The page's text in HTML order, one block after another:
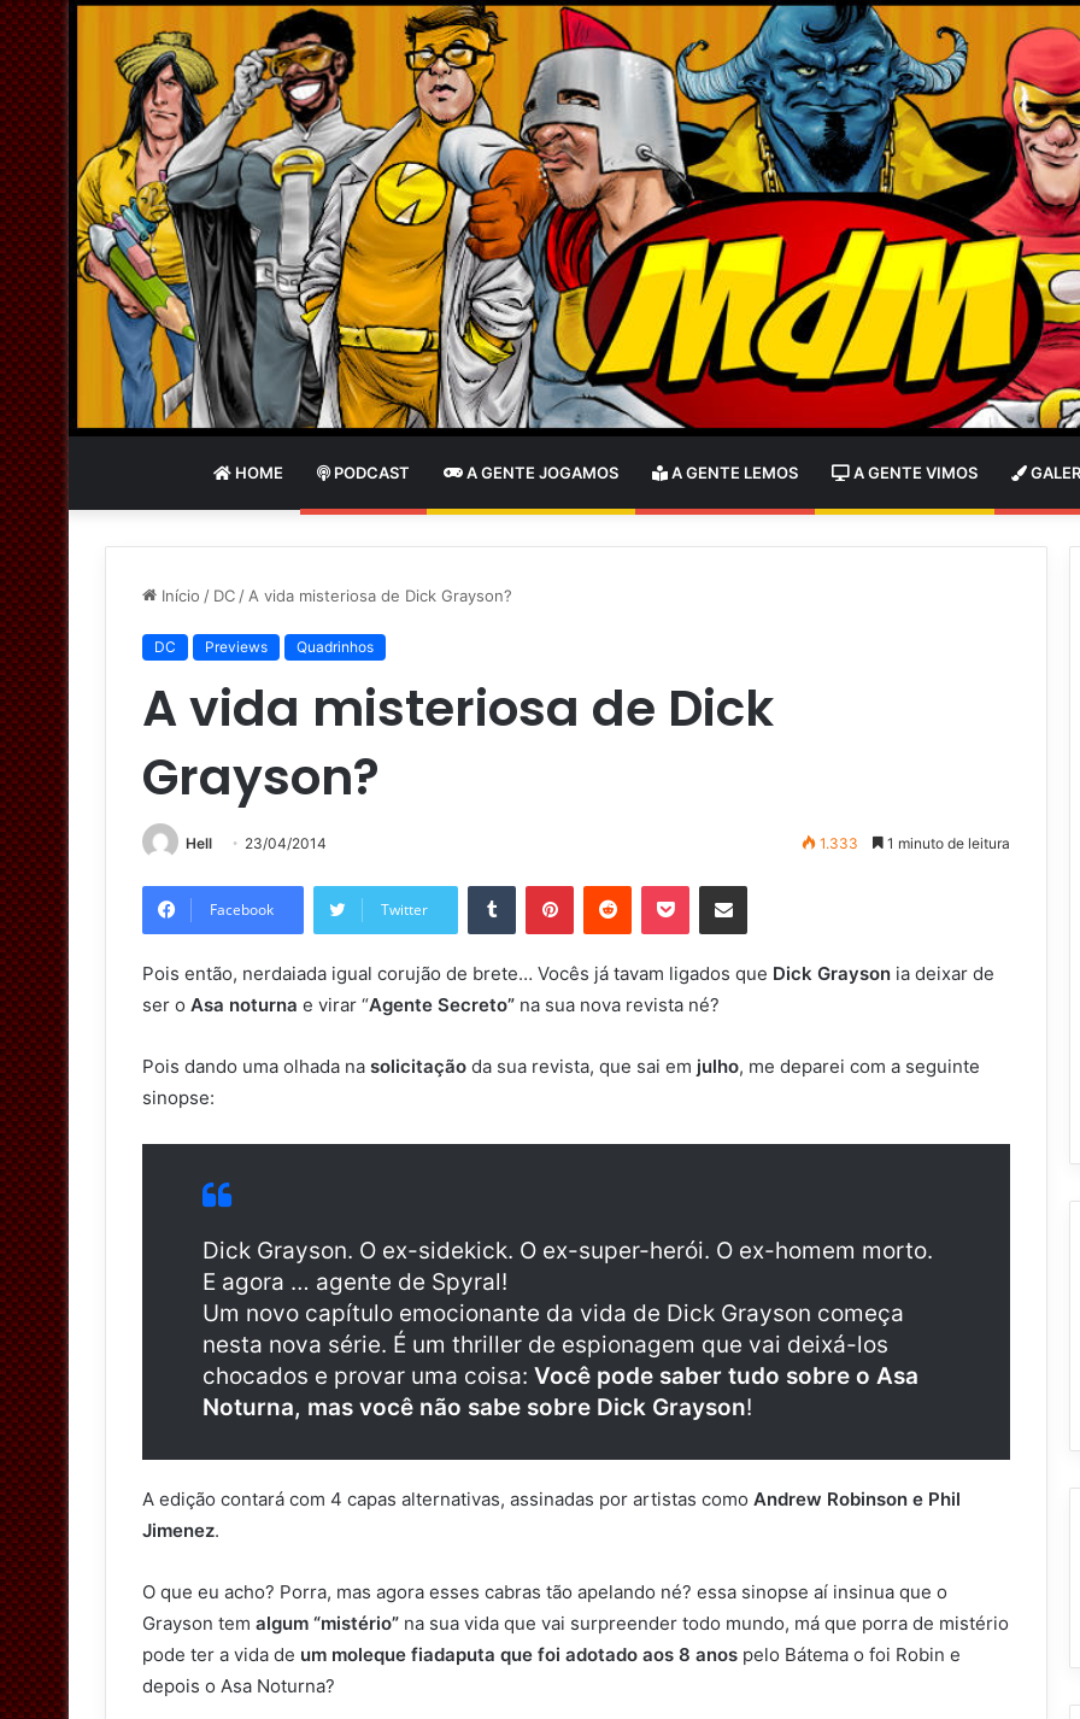
HOME PODCAST A GENTE JOGAMOS A GENTE LEMOS A GENTE VIMOS
Início / DC / A vida misteriosa de Dick Grayson?
DC Previews Quadrinhos
A vida misteriosa de Dick
Grayson?
Hell 23/04/2014 1.333 1 minuto de leitura
Facebook Twitter
Pois então, nerdaiada igual corujão de brete… Vocês já tavam ligados que Dick Grayson ia deixar de
ser o Asa noturna e virar “Agente Secreto” na sua nova revista né?
Pois dando uma olhada na solicitação da sua revista, que sai em julho, me deparei com a seguinte
sinopse:
Dick Grayson. O ex-sidekick. O ex-super-herói. O ex-homem morto.
E agora … agente de Spyral!
Um novo capítulo emocionante da vida de Dick Grayson começa
nesta nova série. É um thriller de espionagem que vai deixá-los
chocados e provar uma coisa: Você pode saber tudo sobre o Asa
Noturna, mas você não sabe sobre Dick Grayson!
A edição contará com 4 capas alternativas, assinadas por artistas como Andrew Robinson e Phil
Jimenez.
O que eu acho? Porra, mas agora esses cabras tão apelando né? essa sinopse aí insinua que o
Grayson tem algum “mistério” na sua vida que vai surpreender todo mundo, má que porra de mistério
pode ter a vida de um moleque fiadaputa que foi adotado aos 8 anos pelo Bátema o foi Robin e
depois o Asa Noturna?